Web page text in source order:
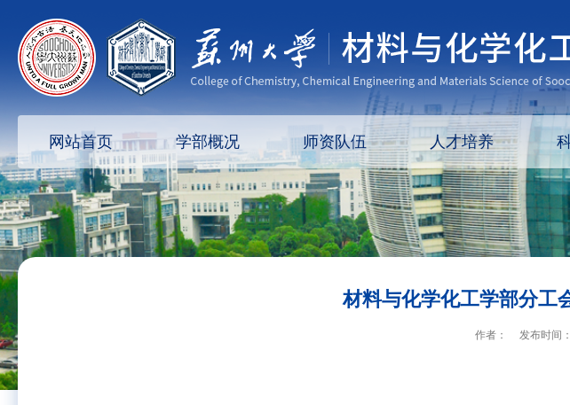
网站首页 学部概况 师资队伍 人才培养
材料与化学化工学部分工
作者： 发布时间